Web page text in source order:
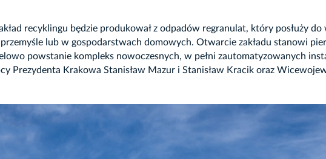
recyklingu będzie produkował z odpadów regranulat, który posłuży
lub w gospodarstwach domowych. Otwarcie zakładu stanowi
powstanie kompleks nowoczesnych, w pełni zautomatyzowanych
Prezydenta Krakowa Stanisław Mazur i Stanisław Kracik oraz